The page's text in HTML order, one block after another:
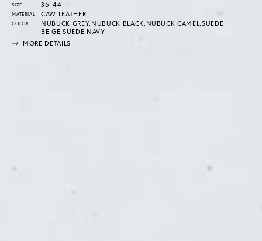
常
価
格
SIZE 36–44
MATERIAL CAW LEATHER
COLOR
NUBUCK GREY,NUBUCK BLACK,NUBUCK CAMEL,SUEDE
BEIGE,SUEDE NAVY
MORE DETAILS